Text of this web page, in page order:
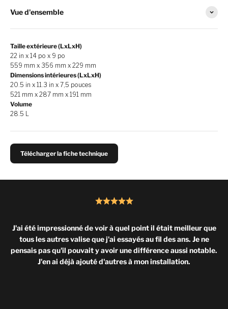
Vue d'ensemble
Taille extérieure (LxLxH)
22 in x 14 po x 9 po
559 mm x 356 mm x 229 mm
Dimensions intérieures (LxLxH)
20.5 in x 11.3 in x 7,5 pouces
521 mm x 287 mm x 191 mm
Volume
28.5 L
Télécharger la fiche technique
J'ai été impressionné de voir à quel point il était meilleur que
tous les autres valise que j'ai essayés au fil des ans. Je ne
pensais pas qu'il pouvait y avoir une différence aussi notable.
J'en ai déjà ajouté d'autres à mon installation.